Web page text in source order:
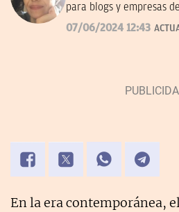
para blogs y empresas
desde 2007.
07/06/2024 12:43
En la era contemporánea,